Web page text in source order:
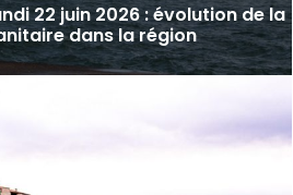
22 juin 2026 : évolution de la
dans la région